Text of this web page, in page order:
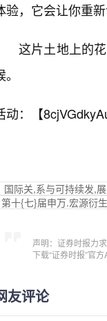
验，它会让你重
这片土地上的
动：【
国际关,系与可持续发,
第十{七}届申万.宏源衍
声明：证券时报力
下载“证券时报”官
友评论